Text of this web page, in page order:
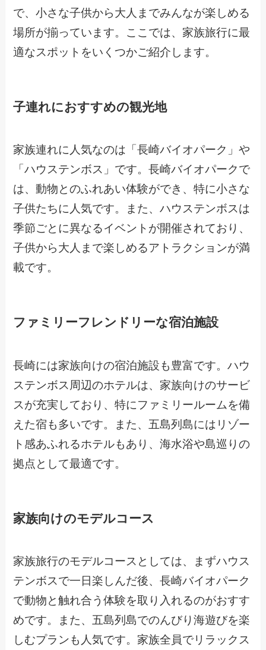
で、小さな子供から大人までみんなが楽しめる
場所が揃っています。ここでは、家族旅行に最
適なスポットをいくつかご紹介します。
子連れにおすすめの観光地
家族連れに人気なのは「長崎バイオパーク」や
「ハウステンボス」です。長崎バイオパークで
は、動物とのふれあい体験ができ、特に小さな
子供たちに人気です。また、ハウステンボスは
季節ごとに異なるイベントが開催されており、
子供から大人まで楽しめるアトラクションが満
載です。
ファミリーフレンドリーな宿泊施設
長崎には家族向けの宿泊施設も豊富です。ハウ
ステンボス周辺のホテルは、家族向けのサービ
スが充実しており、特にファミリールームを備
えた宿も多いです。また、五島列島にはリゾー
ト感あふれるホテルもあり、海水浴や島巡りの
拠点として最適です。
家族向けのモデルコース
家族旅行のモデルコースとしては、まずハウス
テンボスで一日楽しんだ後、長崎バイオパーク
で動物と触れ合う体験を取り入れるのがおすす
めです。また、五島列島でのんびり海遊びを楽
しむプランも人気です。家族全員でリラックス